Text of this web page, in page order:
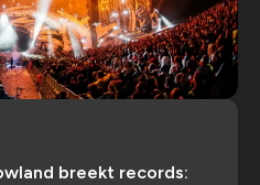
breekt records: